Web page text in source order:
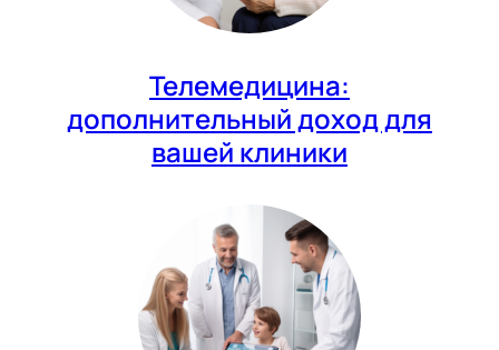
Телемедицина:
дополнительный доход для
вашей клиники